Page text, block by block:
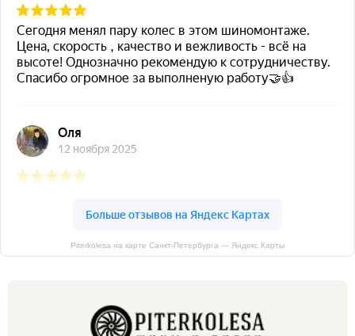
Piterkolesa на карте Санкт‑Петербурга — Яндекс Карты